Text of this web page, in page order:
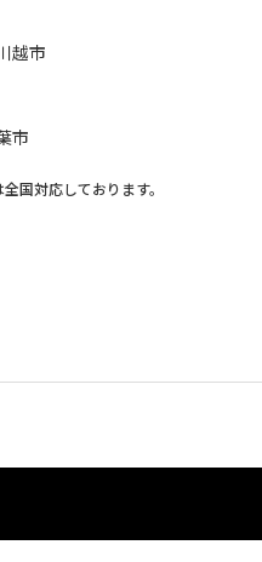
越市
市
国対応しております。